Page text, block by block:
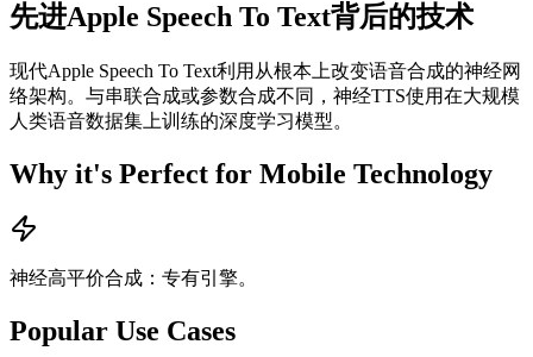
先进Apple Speech To Text背后的技术
现代Apple Speech To Text利用从根本上改变语音合成的神经网
络架构。与串联合成或参数合成不同，神经TTS使用在大规模
人类语音数据集上训练的深度学习模型。
Why it's Perfect for Mobile Technology
神经高平价合成：专有引擎。
Popular Use Cases